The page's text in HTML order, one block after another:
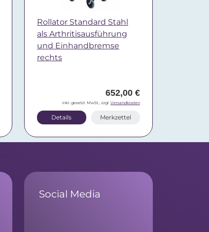
Rollator Standard Stahl
als Arthritisausführung
und Einhandbremse
rechts
652,00 €
inkl. gesetzl. MwSt., zzgl. Versandkosten
Details Merkzettel
Social Media